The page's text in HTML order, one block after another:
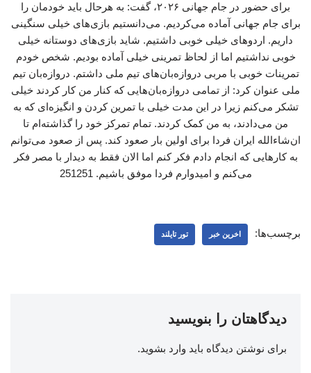
برای حضور در جام جهانی ۲۰۲۶، گفت: به هرحال باید خودمان را
برای جام جهانی آماده می‌کردیم‌. می‌دانستیم بازی‌های خیلی سنگینی
داریم. اردوهای خیلی خوبی داشتیم. شاید بازی‌های دوستانه خیلی
خوبی نداشتیم اما از لحاظ تمرینی خیلی آماده بودیم. شخص خودم
تمرینات خوبی با مربی دروازه‌بان‌های تیم ملی داشتم. دروازه‌بان تیم
ملی عنوان کرد: از تمامی دروازه‌بان‌هایی که کنار من کار کردند خیلی
تشکر می‌کنم زیرا در این مدت خیلی با تمرین کردن و انگیزه‌ای که به
من می‌دادند، به من کمک کردند. تمام تمرکز خود را گذاشته‌ام تا
ان‌شاءالله ایران فردا برای اولین بار صعود کند. پس از صعود می‌توانم
به کارهایی که انجام دادم فکر کنم اما الان فقط به دیدار با مصر فکر
می‌کنم و امیدوارم فردا موفق باشیم. 251251
برچسب‌ها: اخرین خبر تور تایلند
دیدگاهتان را بنویسید
برای نوشتن دیدگاه باید وارد بشوید.